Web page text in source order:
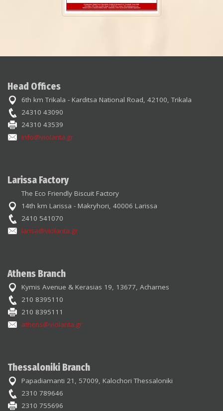
Head Offices
6th km Trikala - Karditsa National Road, 42100, Trikala
24310 43090
24310 43539
info@violanta.gr
Larissa Factory
The Eco Friendly Biscuit Factory
14th km Larissa - Makryhori, 40006 Larissa
2410 541070
larisa@violanta.gr
Athens Branch
Kymis Avenue & Kerasias 19, 13677, Acharnes
210 8395110
210 8395111
athens@violanta.gr
Thessaloniki Branch
Papadiamanti 21, 57009, Kalochori Thessaloniki
2310 789646
2310 755696